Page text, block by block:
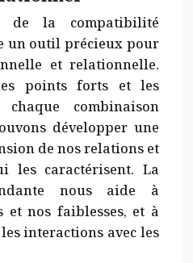
de la compatibilité
un outil précieux pour
et relationnelle.
points forts et les
combinaison
développer une
de nos relations et
les caractérisent. La
nous aide à
nos faiblesses, et à
interactions avec les